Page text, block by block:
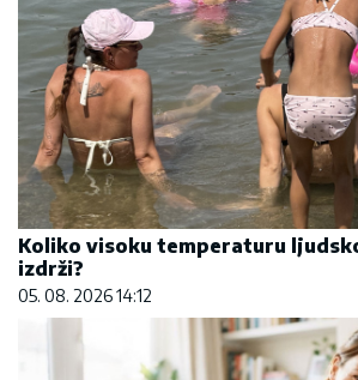
Koliko visoku temperaturu
izdrži?
05. 08. 2026 14:12